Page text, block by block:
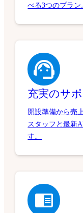
べる3つのプラン
充実のサ
開設準備から売
スタッフと最新
す。